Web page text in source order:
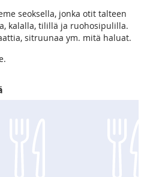
seoksella, jonka otit talteen
kalalla, tilillä ja ruohosipulilla.
sitruunaa ym. mitä haluat.